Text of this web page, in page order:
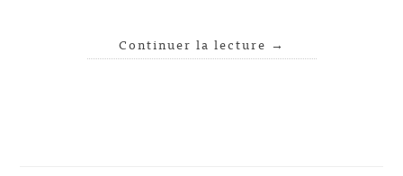
Continuer la lecture →